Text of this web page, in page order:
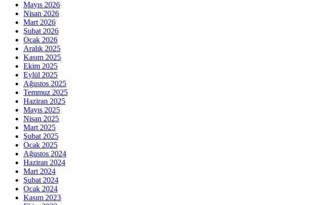
Mayıs 2026
Nisan 2026
Mart 2026
Şubat 2026
Ocak 2026
Aralık 2025
Kasım 2025
Ekim 2025
Eylül 2025
Ağustos 2025
Temmuz 2025
Haziran 2025
Mayıs 2025
Nisan 2025
Mart 2025
Şubat 2025
Ocak 2025
Ağustos 2024
Haziran 2024
Mart 2024
Şubat 2024
Ocak 2024
Kasım 2023